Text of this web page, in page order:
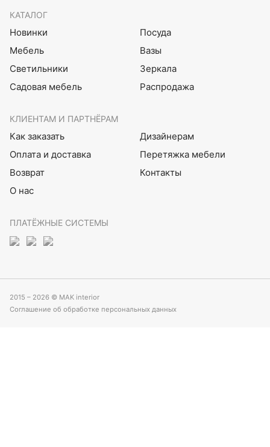
КАТАЛОГ
Новинки
Мебель
Светильники
Садовая мебель
Посуда
Вазы
Зеркала
Распродажа
КЛИЕНТАМ И ПАРТНЁРАМ
Как заказать
Оплата и доставка
Возврат
О нас
Дизайнерам
Перетяжка мебели
Контакты
ПЛАТЁЖНЫЕ СИСТЕМЫ
2015 – 2026 © MAK interior
Соглашение об обработке персональных данных